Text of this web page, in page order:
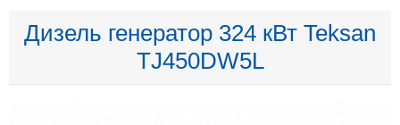
Дизель генератор 324 кВт Teksan
TJ450DW5L